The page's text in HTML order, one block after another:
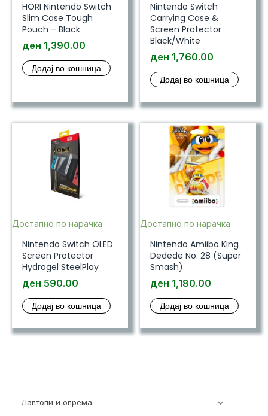
Лаптопи и опрема
HORI Nintendo Switch
Slim Case Tough
Pouch – Black
ден 1,390.00
Додај во кошница
Nintendo Switch
Carrying Case &
Screen Protector
Black/White
ден 1,760.00
Додај во кошница
Достапно по нарачка
Nintendo Switch OLED
Screen Protector
Hydrogel SteelPlay
ден 590.00
Додај во кошница
Достапно по нарачка
Nintendo Amiibo King
Dedede No. 28 (Super
Smash)
ден 1,180.00
Додај во кошница